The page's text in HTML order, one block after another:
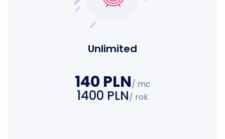
Unlimited
140 PLN/ mc
1400 PLN/ rok